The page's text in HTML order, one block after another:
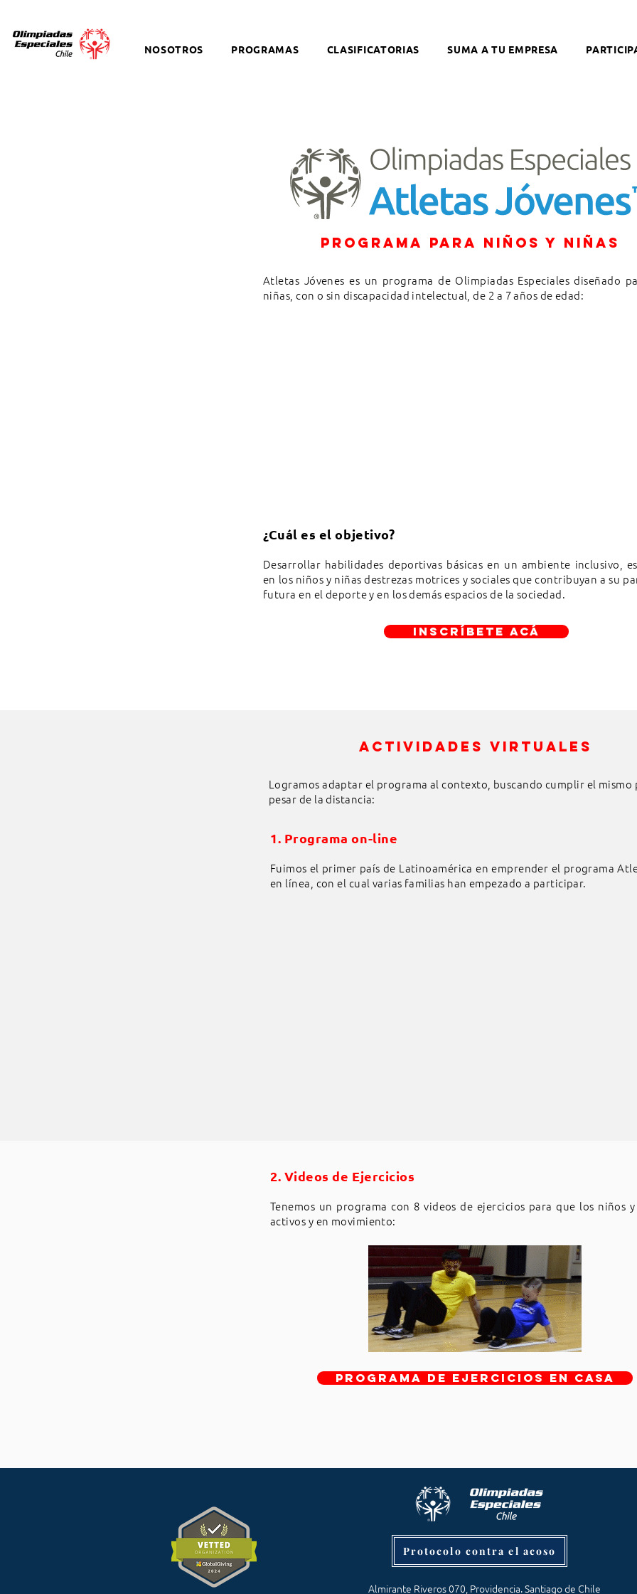
NOSOTROS PROGRAMAS CLASIFICATORIAS SUMA A TU EMPRESA
programa para niños y niñas
Atletas Jóvenes es un programa de Olimpiadas Especiales diseñado
niñas, con o sin discapacidad intelectual, de 2 a 7 años de edad:
¿Cuál es el objetivo?
Desarrollar habilidades deportivas básicas en un ambiente inclusivo,
en los niños y niñas destrezas motrices y sociales que contribuyan a su
futura en el deporte y en los demás espacios de la sociedad.
INSCRÍBETE ACÁ
ACTIVIDADES VIRTUALES
Logramos adaptar el programa al contexto, buscando cumplir el mismo
pesar de la distancia:
1. Programa on-line
Fuimos el primer país de Latinoamérica en emprender el programa
en línea, con el cual varias familias han empezado a participar.
2. Videos de Ejercicios
Tenemos un programa con 8 videos de ejercicios para que los niños
activos y en movimiento:
programa de ejercicios EN CASA
Protocolo contra el acoso
Almirante Riveros 070, Providencia. Santiago de Chile